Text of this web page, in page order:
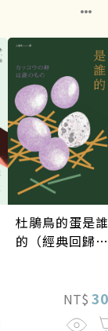
杜鵑鳥的蛋是誰
的（經典回歸
NT$